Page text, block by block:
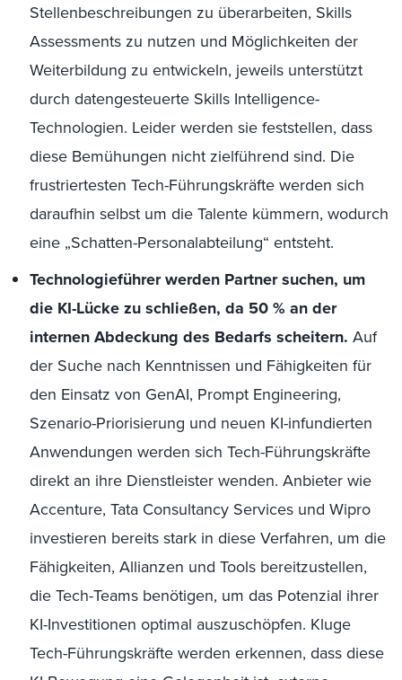
Stellenbeschreibungen zu überarbeiten, Skills
Assessments zu nutzen und Möglichkeiten der
Weiterbildung zu entwickeln, jeweils unterstützt
durch datengesteuerte Skills Intelligence-
Technologien. Leider werden sie feststellen, dass
diese Bemühungen nicht zielführend sind. Die
frustriertesten Tech-Führungskräfte werden sich
daraufhin selbst um die Talente kümmern, wodurch
eine „Schatten-Personalabteilung“ entsteht.
Technologieführer werden Partner suchen, um
die KI-Lücke zu schließen, da 50 % an der
internen Abdeckung des Bedarfs scheitern. Auf
der Suche nach Kenntnissen und Fähigkeiten für
den Einsatz von GenAI, Prompt Engineering,
Szenario-Priorisierung und neuen KI-infundierten
Anwendungen werden sich Tech-Führungskräfte
direkt an ihre Dienstleister wenden. Anbieter wie
Accenture, Tata Consultancy Services und Wipro
investieren bereits stark in diese Verfahren, um die
Fähigkeiten, Allianzen und Tools bereitzustellen,
die Tech-Teams benötigen, um das Potenzial ihrer
KI-Investitionen optimal auszuschöpfen. Kluge
Tech-Führungskräfte werden erkennen, dass diese